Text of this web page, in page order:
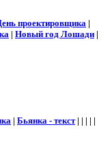
проектировщика |
| Новый год Лошади |
| Бьянка - текст| | | | |